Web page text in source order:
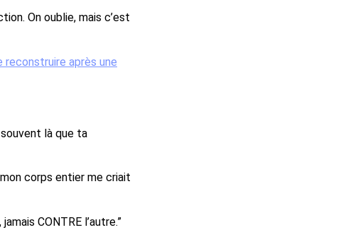
On oublie, mais c’est
après une
là que ta
mon corps entier me criait
CONTRE l’autre.”